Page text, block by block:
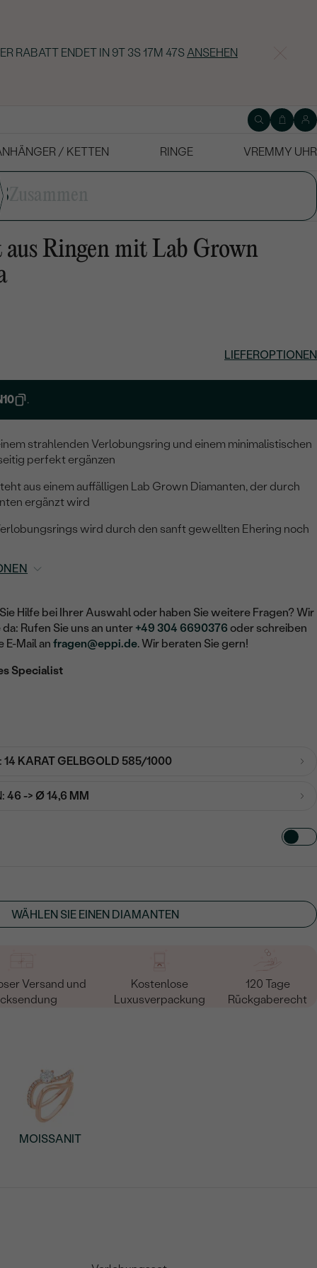
RABATT ENDET IN 9T 3S 17M 46S ANSEHEN
/ KETTEN RINGE VREMMY UHR
3
aus Ringen mit Lab Grown
LIEFEROPTIONEN
.
strahlenden Verlobungsring und einem minimalistischen
perfekt ergänzen
aus einem auffälligen Lab Grown Diamanten, der durch
ergänzt wird
wird durch den sanft gewellten Ehering noch
Hilfe bei Ihrer Auswahl oder haben Sie weitere Fragen? Wir
Rufen Sie uns an unter +49 304 6690376 oder schreiben
E-Mail anfragen@eppi.de. Wir beraten Sie gern!
Specialist
14 KARAT GELBGOLD 585/1000
46 -> Ø 14,6 MM
WÄHLEN SIE EINEN DIAMANTEN
Versand und
Kostenlose
Luxusverpackung
120 Tage
Rückgaberecht
MOISSANIT